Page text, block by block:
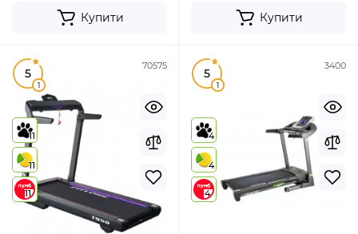
Купити Купити
70575
5
1
11
11
11
3400
5
1
4
4
4